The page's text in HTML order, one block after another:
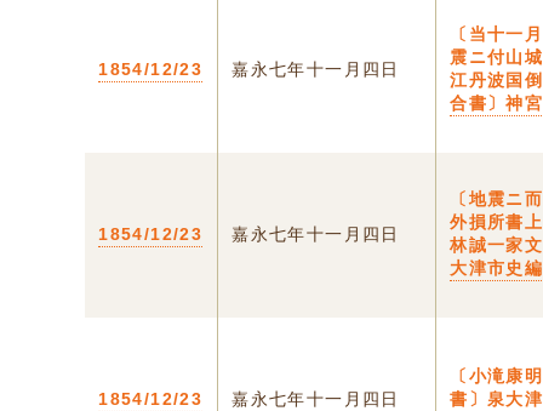
1854/12/23 嘉永七年十一月四日
〔当十一
震ニ付山
江丹波国
合書〕神
1854/12/23 嘉永七年十一月四日
〔地震ニ
外損所書
林誠一家
大津市史
1854/12/23 嘉永七年十一月四日
〔小滝康
書〕泉大